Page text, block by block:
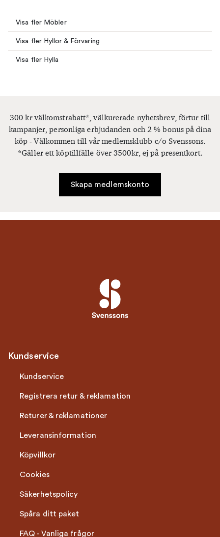
Visa fler Möbler
Visa fler Hyllor & Förvaring
Visa fler Hylla
300 kr välkomstrabatt*, välkurerade nyhetsbrev, förtur till
kampanjer, personliga erbjudanden och 2 % bonus på dina
köp - Välkommen till vår medlemsklubb c/o Svenssons.
*Gäller ett köptillfälle över 3500kr, ej på presentkort.
Skapa medlemskonto
Kundservice
Kundservice
Registrera retur & reklamation
Returer & reklamationer
Leveransinformation
Köpvillkor
Cookies
Säkerhetspolicy
Spåra ditt paket
FAQ - Vanliga frågor